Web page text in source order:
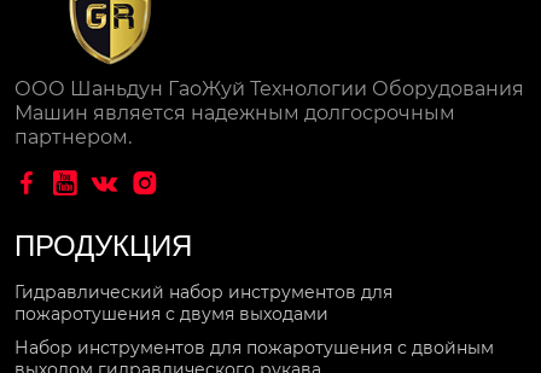
ООО Шаньдун ГаоЖуй Технологии Оборудования
Машин является надежным долгосрочным
партнером.
   
ПРОДУКЦИЯ
Гидравлический набор инструментов для
пожаротушения с двумя выходами
Набор инструментов для пожаротушения с двойным